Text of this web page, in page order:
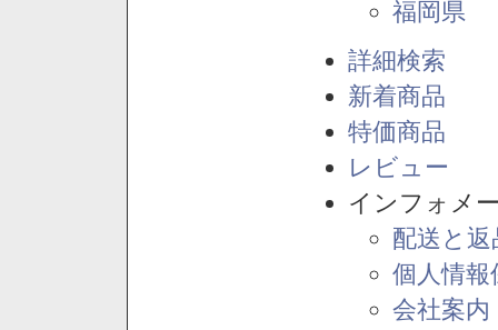
福岡県
詳細検索
新着商品
特価商品
レビュー
インフォメ
配送と
個人情報
会社案内